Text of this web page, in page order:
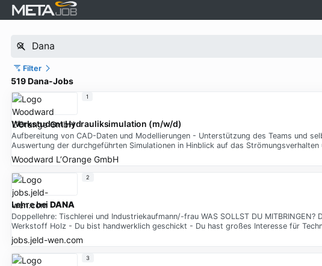
Filter
519 Dana-Jobs
Werkstudent Hydrauliksimulation (m/w/d)
Aufbereitung von CAD-Daten und Modellierungen - Unterstützung des Teams und
Auswertung der durchgeführten Simulationen in Hinblick auf das Strömungsverhalten
Woodward L’Orange GmbH
1
Lehre beiDANA
Doppellehre: Tischlerei und Industriekaufmann/-frau WAS SOLLST DU
Werkstoff Holz - Du bist handwerklich geschickt - Du hast großes Interesse für
jobs.jeld-wen.com
2
3